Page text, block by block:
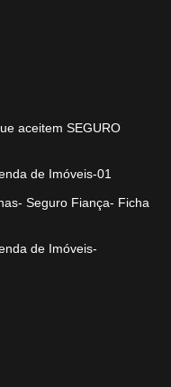
aceitem SEGURO
de Imóveis-01
Seguro Fiança- Ficha
de Imóveis-